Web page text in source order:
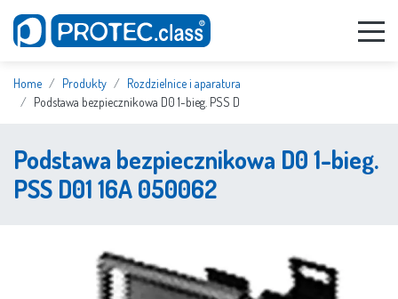
Home Produkty
Rozdzielnice i aparatura
Podstawa bezpiecznikowa D0 1-bieg. PSS D
Podstawa bezpiecznikowa D0 1-bieg.
PSS D01 16A 050062